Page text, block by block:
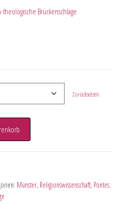
Brückenschläge
Zurücksetzen
Münster, Religionswissenschaft, Pontes.